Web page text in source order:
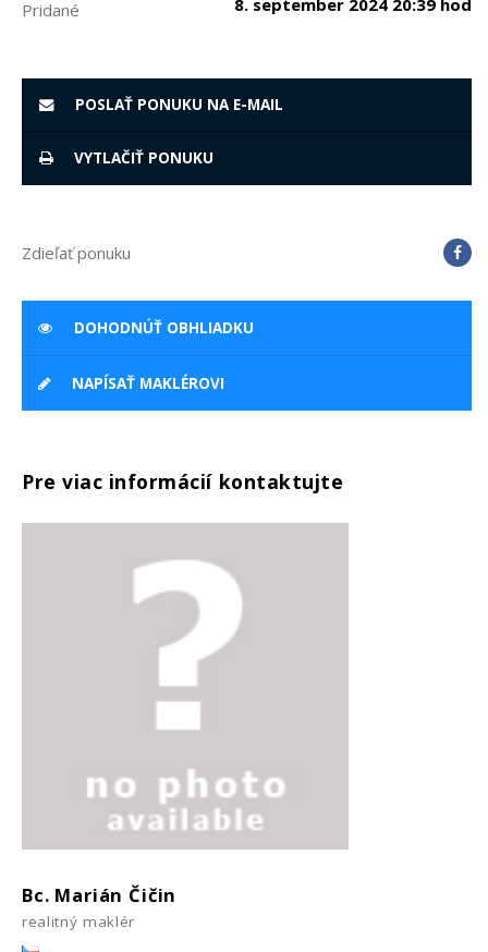
Pridané 8. september 2024 20:39 hod
POSLAŤ PONUKU NA E-MAIL
VYTLAČIŤ PONUKU
Zdieľať ponuku
DOHODNÚŤ OBHLIADKU
NAPÍSAŤ MAKLÉROVI
Pre viac informácií kontaktujte
Bc. Marián Čičin
realitný maklér